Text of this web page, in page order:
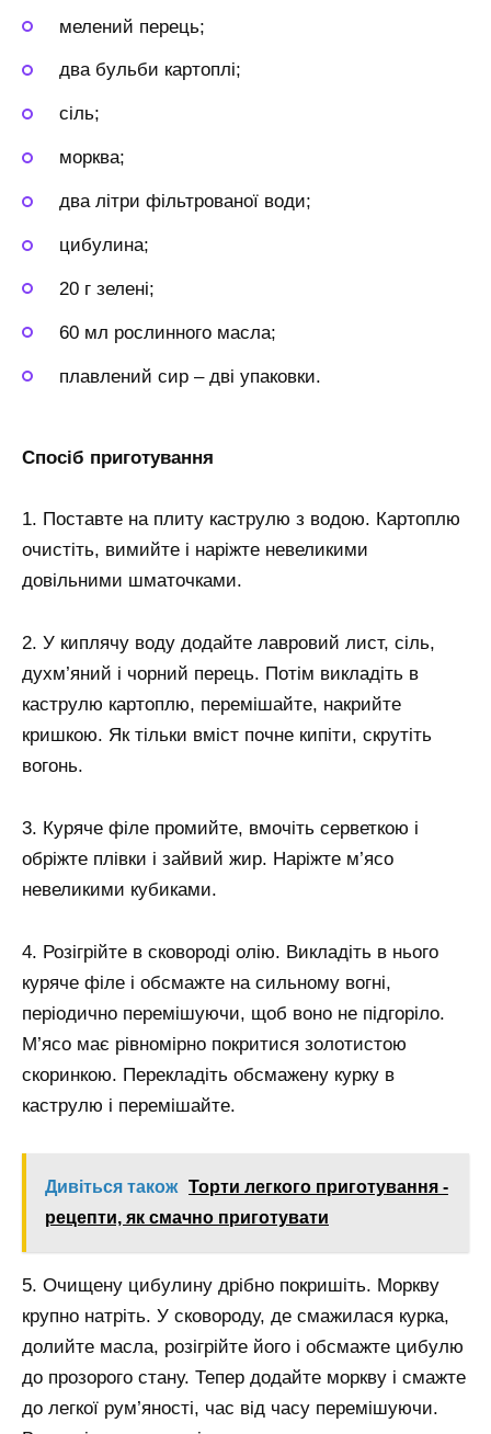
мелений перець;
два бульби картоплі;
сіль;
морква;
два літри фільтрованої води;
цибулина;
20 г зелені;
60 мл рослинного масла;
плавлений сир – дві упаковки.
Спосіб приготування
1. Поставте на плиту каструлю з водою. Картоплю
очистіть, вимийте і наріжте невеликими
довільними шматочками.
2. У киплячу воду додайте лавровий лист, сіль,
духм’яний і чорний перець. Потім викладіть в
каструлю картоплю, перемішайте, накрийте
кришкою. Як тільки вміст почне кипіти, скрутіть
вогонь.
3. Куряче філе промийте, вмочіть серветкою і
обріжте плівки і зайвий жир. Наріжте м’ясо
невеликими кубиками.
4. Розігрійте в сковороді олію. Викладіть в нього
куряче філе і обсмажте на сильному вогні,
періодично перемішуючи, щоб воно не підгоріло.
М’ясо має рівномірно покритися золотистою
скоринкою. Перекладіть обсмажену курку в
каструлю і перемішайте.
Дивіться також Торти легкого приготування -
рецепти, як смачно приготувати
5. Очищену цибулину дрібно покришіть. Моркву
крупно натріть. У сковороду, де смажилася курка,
долийте масла, розігрійте його і обсмажте цибулю
до прозорого стану. Тепер додайте моркву і смажте
до легкої рум’яності, час від часу перемішуючи.